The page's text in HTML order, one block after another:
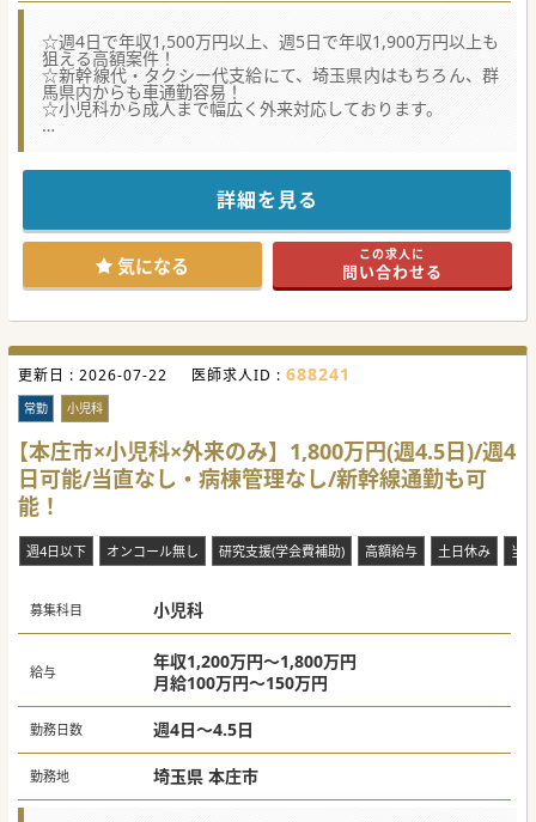
☆週4日で年収1,500万円以上、週5日で年収1,900万円以上も
狙える高額案件！
☆新幹線代・タクシー代支給にて、埼玉県内はもちろん、群
馬県内からも車通勤容易！
☆小児科から成人まで幅広く外来対応しております。
り、勢いと安心感が同居する職場となっています。
■県内はもちろん、隣接の群馬県からも通勤が容易なエリア
になります。お車での通勤がおすすめです。
■院長との安心の2名体制。患者様ファーストの思いが強い
院長のもとで、診療に注力することができる職場環境が整っ
ております。
【医療機関情報】
児科からご高齢の方々の内科疾患まで、一手に対応しており
ます。
■小児～成人の外来対応から訪問診療まで、地域の方々のニ
ーズに応える医療の提供を行っております。
■職員同士はビジネスチャットツールで連携をしており、気
軽に報告や相談をすることが出来るシステムが構築されてい
ます。
【募集背景】
■現状は常勤1名と複数名の非常勤で対応中。より安定且つ
満足度の高い医療提供の為、常勤2名体制を目指しての募集
となります。
の方々からの信頼を得ていただきたい思いが強い法人でござ
います。
ださい。
詳細を見る
気になる この求人に
問い合わせる
更新日 : 2026-07-22 医師求人ID : 688241
常勤 小児科
【本庄市×小児科×外来のみ】1,800万円(週4.5日)/週4
日可能/当直なし・病棟管理なし/新幹線通勤も可
能！
週4日以下 オンコール無し 研究支援(学会費補助) 高額給与 土日休み 当
募集科目 小児科
給与
年収1,200万円～1,800万円
月給100万円～150万円
勤務日数 週4日～4.5日
勤務地 埼玉県 本庄市